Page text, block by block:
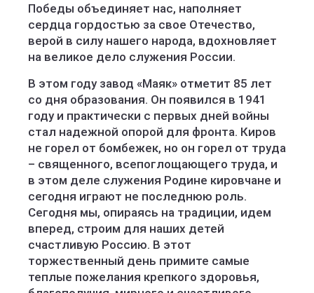
Победы объединяет нас, наполняет
сердца гордостью за свое Отечество,
верой в силу нашего народа, вдохновляет
на великое дело служения России.
В этом году завод «Маяк» отметит 85 лет
со дня образования. Он появился в 1941
году и практически с первых дней войны
стал надежной опорой для фронта. Киров
не горел от бомбежек, но он горел от труда
– священного, всепоглощающего труда, и
в этом деле служения Родине кировчане и
сегодня играют не последнюю роль.
Сегодня мы, опираясь на традиции, идем
вперед, строим для наших детей
счастливую Россию. В этот
торжественный день примите самые
теплые пожелания крепкого здоровья,